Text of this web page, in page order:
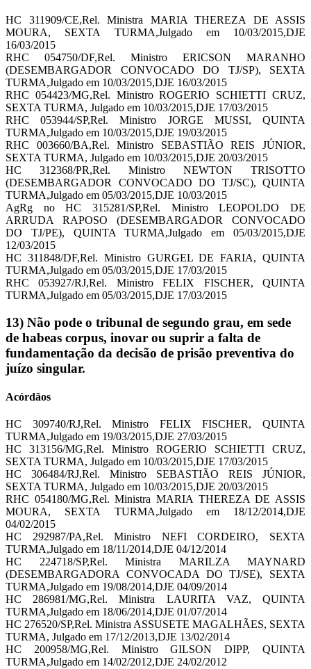
HC 311909/CE,Rel. Ministra MARIA THEREZA DE ASSIS
MOURA, SEXTA TURMA,Julgado em 10/03/2015,DJE
16/03/2015
RHC 054750/DF,Rel. Ministro ERICSON MARANHO
(DESEMBARGADOR CONVOCADO DO TJ/SP), SEXTA
TURMA,Julgado em 10/03/2015,DJE 16/03/2015
RHC 054423/MG,Rel. Ministro ROGERIO SCHIETTI CRUZ,
SEXTA TURMA, Julgado em 10/03/2015,DJE 17/03/2015
RHC 053944/SP,Rel. Ministro JORGE MUSSI, QUINTA
TURMA,Julgado em 10/03/2015,DJE 19/03/2015
RHC 003660/BA,Rel. Ministro SEBASTIÃO REIS JÚNIOR,
SEXTA TURMA, Julgado em 10/03/2015,DJE 20/03/2015
HC 312368/PR,Rel. Ministro NEWTON TRISOTTO
(DESEMBARGADOR CONVOCADO DO TJ/SC), QUINTA
TURMA,Julgado em 05/03/2015,DJE 10/03/2015
AgRg no HC 315281/SP,Rel. Ministro LEOPOLDO DE
ARRUDA RAPOSO (DESEMBARGADOR CONVOCADO
DO TJ/PE), QUINTA TURMA,Julgado em 05/03/2015,DJE
12/03/2015
HC 311848/DF,Rel. Ministro GURGEL DE FARIA, QUINTA
TURMA,Julgado em 05/03/2015,DJE 17/03/2015
RHC 053927/RJ,Rel. Ministro FELIX FISCHER, QUINTA
TURMA,Julgado em 05/03/2015,DJE 17/03/2015
13) Não pode o tribunal de segundo grau, em sede
de habeas corpus, inovar ou suprir a falta de
fundamentação da decisão de prisão preventiva do
juízo singular.
Acórdãos
HC 309740/RJ,Rel. Ministro FELIX FISCHER, QUINTA
TURMA,Julgado em 19/03/2015,DJE 27/03/2015
HC 313156/MG,Rel. Ministro ROGERIO SCHIETTI CRUZ,
SEXTA TURMA, Julgado em 10/03/2015,DJE 17/03/2015
HC 306484/RJ,Rel. Ministro SEBASTIÃO REIS JÚNIOR,
SEXTA TURMA, Julgado em 10/03/2015,DJE 20/03/2015
RHC 054180/MG,Rel. Ministra MARIA THEREZA DE ASSIS
MOURA, SEXTA TURMA,Julgado em 18/12/2014,DJE
04/02/2015
HC 292987/PA,Rel. Ministro NEFI CORDEIRO, SEXTA
TURMA,Julgado em 18/11/2014,DJE 04/12/2014
HC 224718/SP,Rel. Ministra MARILZA MAYNARD
(DESEMBARGADORA CONVOCADA DO TJ/SE), SEXTA
TURMA,Julgado em 19/08/2014,DJE 04/09/2014
HC 286981/MG,Rel. Ministra LAURITA VAZ, QUINTA
TURMA,Julgado em 18/06/2014,DJE 01/07/2014
HC 276520/SP,Rel. Ministra ASSUSETE MAGALHÃES, SEXTA
TURMA, Julgado em 17/12/2013,DJE 13/02/2014
HC 200958/MG,Rel. Ministro GILSON DIPP, QUINTA
TURMA,Julgado em 14/02/2012,DJE 24/02/2012